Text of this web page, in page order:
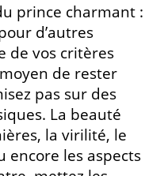
prince charmant :
d’autres
de vos critères
de rester
pas sur des
La beauté
la virilité, le
encore les aspects